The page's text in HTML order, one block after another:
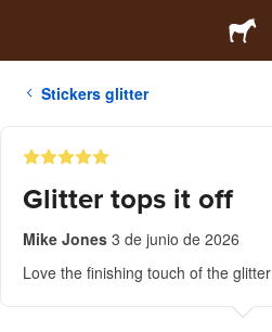
Stickers glitter
Glitter tops it off
Mike Jones 3 de junio de 2026
Love the finishing touch of the glitter